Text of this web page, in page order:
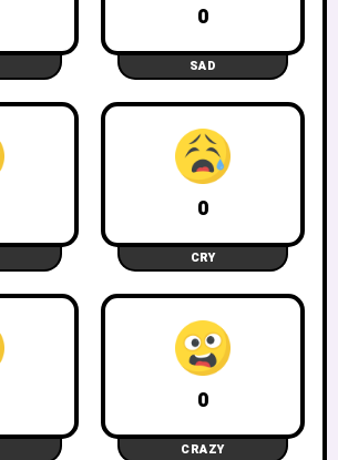
0
SAD
0
CRY
0
CRAZY